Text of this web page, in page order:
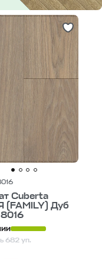
Cuberta
Дуб
682 уп.